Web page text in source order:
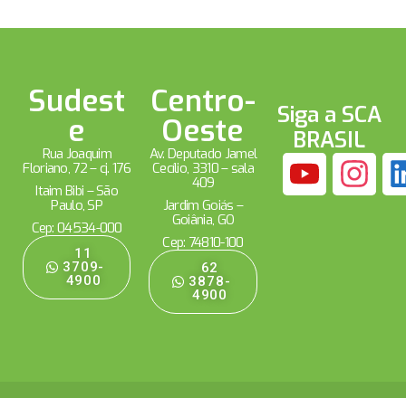
Sudest
e
Rua Joaquim
Floriano, 72 – cj. 176
Itaim Bibi – São
Paulo, SP
Cep: 04534-000
11
3709-
4900
Centro-
Oeste
Av. Deputado Jamel
Cecílio, 3310 – sala
409
Jardim Goiás –
Goiânia, GO
Cep: 74810-100
62
3878-
4900
Siga a SCA
BRASIL